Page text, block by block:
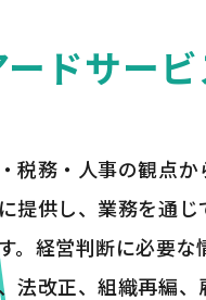
ードサー
税務・人事の観点
提供し、業務を通
。経営判断に必要な
法改正、組織再編